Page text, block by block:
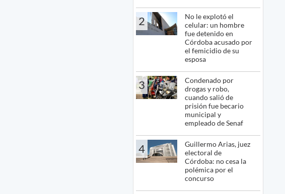
2
No le explotó el
celular: un hombre
fue detenido en
Córdoba acusado por
el femicidio de su
esposa
3
Condenado por
drogas y robo,
cuando salió de
prisión fue becario
municipal y
empleado de Senaf
4
Guillermo Arias, juez
electoral de
Córdoba: no cesa la
polémica por el
concurso